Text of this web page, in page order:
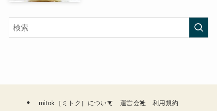
mitok［ミトク］について 運営会社 利用規約